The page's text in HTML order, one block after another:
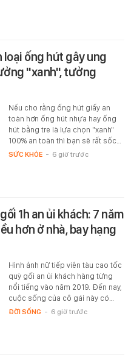
ống hút gây ung
"xanh", tưởng
Nếu cho rằng ống hút giấy an
toàn hơn ống hút nhựa hay ống
hút bằng tre là lựa chọn "xanh"
100% an toàn thì bạn sẽ rất sốc…
SỨC KHỎE - 6 giờ trước
1h an ủi khách: 7 năm
hơn ở nhà, bay hạng
Hình ảnh nữ tiếp viên tàu cao tốc
quỳ gối an ủi khách hàng từng
nổi tiếng vào năm 2019. Đến nay,
cuộc sống của cô gái này có…
ĐỜI SỐNG - 6 giờ trước